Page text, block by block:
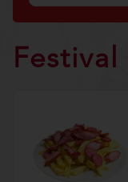
Festival